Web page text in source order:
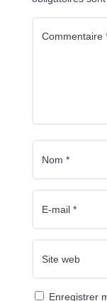
Enregistrer